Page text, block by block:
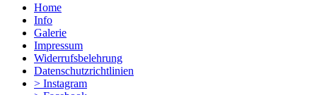
Home
Info
Galerie
Impressum
Widerrufsbelehrung
Datenschutzrichtlinien
> Instagram